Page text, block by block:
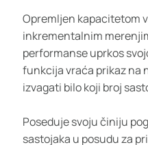
Opremljen kapacitetom
inkrementalnim
performanse uprkos
funkcija vraća prikaz na
izvagati bilo koji broj
Poseduje svoju činiju
sastojaka u posudu za